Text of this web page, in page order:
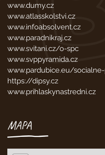
www.dumy.cz
www.atlasskolstvi.cz
www.infoabsolvent.cz
www.paradnikraj.cz
www.svitani.cz/o-spc
www.svppyramida.cz
www.pardubice.eu/
https://dipsy.cz
www.prihlaskynastredni.cz
MAPA